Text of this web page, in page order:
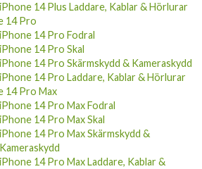
iPhone 14 Plus Laddare, Kablar & Hörlurar
14 Pro
iPhone 14 Pro Fodral
iPhone 14 Pro Skal
iPhone 14 Pro Skärmskydd & Kameraskydd
iPhone 14 Pro Laddare, Kablar & Hörlurar
14 Pro Max
iPhone 14 Pro Max Fodral
iPhone 14 Pro Max Skal
iPhone 14 Pro Max Skärmskydd &
Kameraskydd
iPhone 14 Pro Max Laddare, Kablar &